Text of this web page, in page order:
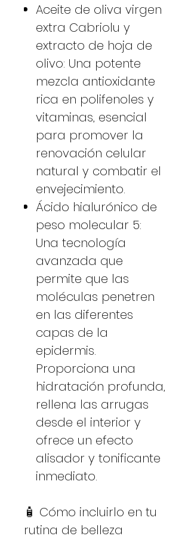
Aceite de oliva virgen
extra Cabriolu y
extracto de hoja de
olivo: Una potente
mezcla antioxidante
rica en polifenoles y
vitaminas, esencial
para promover la
renovación celular
natural y combatir el
envejecimiento.
Ácido hialurónico de
peso molecular 5:
Una tecnología
avanzada que
permite que las
moléculas penetren
en las diferentes
capas de la
epidermis.
Proporciona una
hidratación profunda,
rellena las arrugas
desde el interior y
ofrece un efecto
alisador y tonificante
inmediato.
🧴 Cómo incluirlo en tu
rutina de belleza